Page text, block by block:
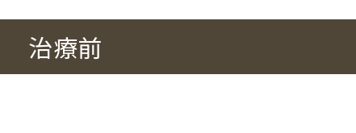
治療前